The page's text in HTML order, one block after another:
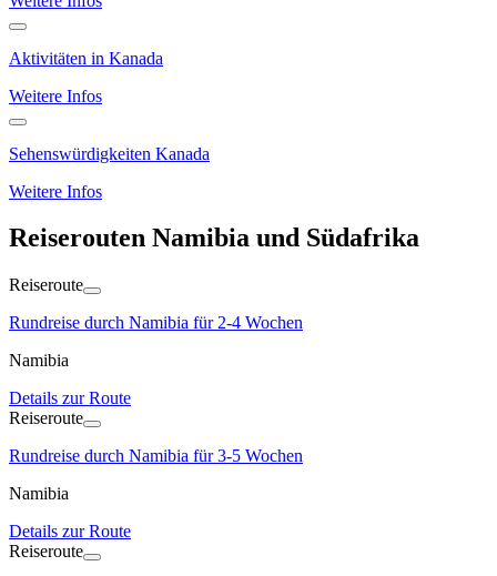
Aktivitäten in Kanada
Weitere Infos
Sehenswürdigkeiten Kanada
Weitere Infos
Reiserouten Namibia und Südafrika
Reiseroute
Rundreise durch Namibia für 2-4 Wochen
Namibia
Details zur Route
Reiseroute
Rundreise durch Namibia für 3-5 Wochen
Namibia
Details zur Route
Reiseroute